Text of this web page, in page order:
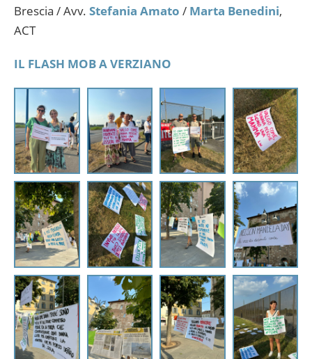
Brescia / Avv. Stefania Amato / Marta Benedini,
ACT
IL FLASH MOB A VERZIANO